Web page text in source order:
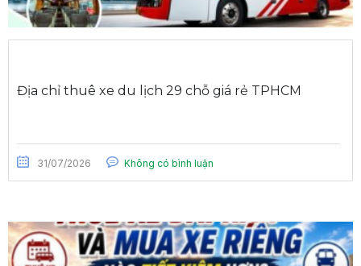
Địa chỉ thuê xe du lịch 29 chỗ giá rẻ TPHCM
31/07/2026 Không có bình luận